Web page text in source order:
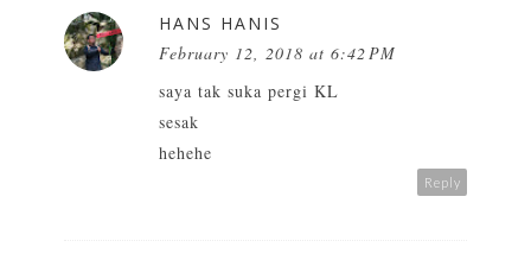
HANS HANIS
February 12, 2018 at 6:42 PM
saya tak suka pergi KL
sesak
hehehe
Reply